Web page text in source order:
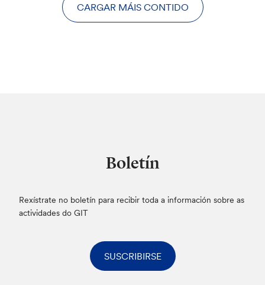
CARGAR MÁIS CONTIDO
Boletín
Rexístrate no boletín para recibir toda a información sobre as
actividades do GIT
SUSCRIBIRSE